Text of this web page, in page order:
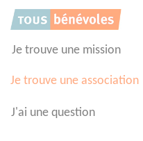
Je trouve une mission
Je trouve une association
J'ai une question
Panneau de gestion des cookies